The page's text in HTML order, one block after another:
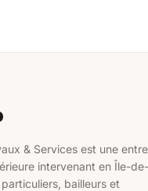
& Services est une
intervenant en Île-
bailleurs et